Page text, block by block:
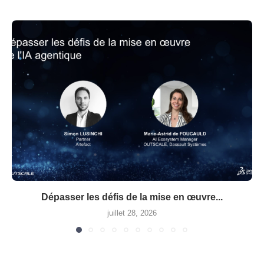
Dépasser les défis de la mise en œuvre...
juillet 28, 2026